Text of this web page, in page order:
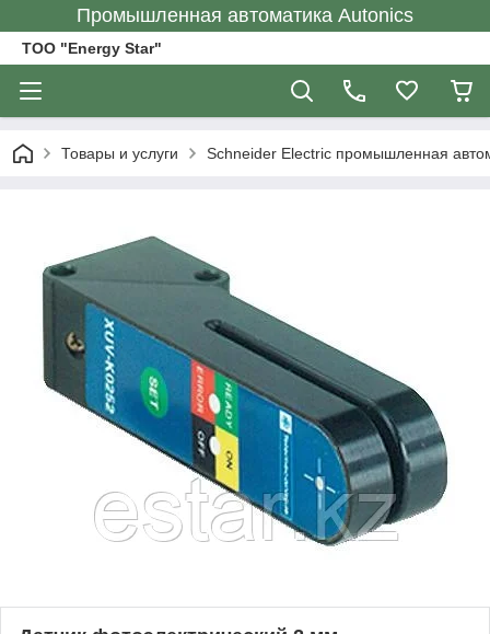
Промышленная автоматика Autonics
ТОО "Energy Star"
Товары и услуги Schneider Electric промышленная